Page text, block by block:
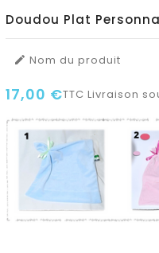
Doudou Plat
 Nom du produit
17,00 €TTC Livraison